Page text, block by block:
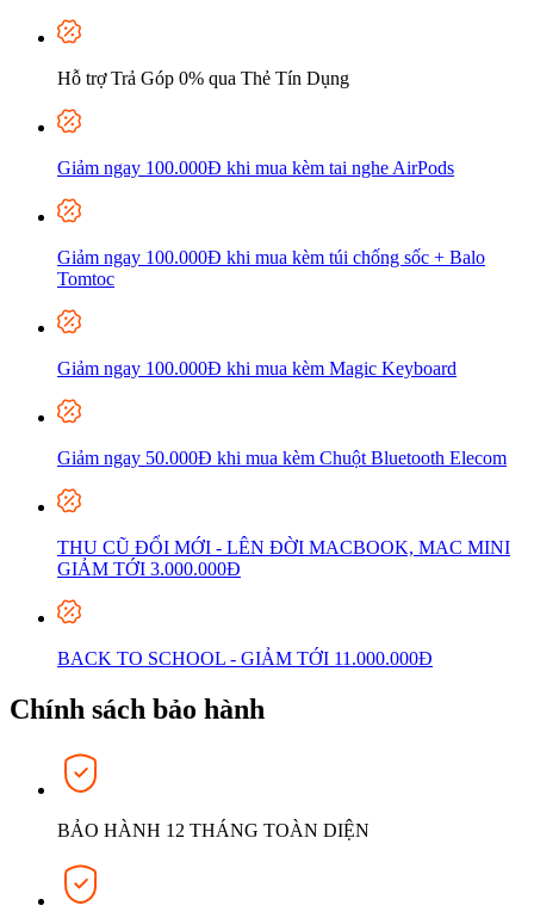
Hỗ trợ Trả Góp 0% qua Thẻ Tín Dụng
Giảm ngay 100.000Đ khi mua kèm tai nghe AirPods
Giảm ngay 100.000Đ khi mua kèm túi chống sốc + Balo
Tomtoc
Giảm ngay 100.000Đ khi mua kèm Magic Keyboard
Giảm ngay 50.000Đ khi mua kèm Chuột Bluetooth Elecom
THU CŨ ĐỔI MỚI - LÊN ĐỜI MACBOOK, MAC MINI
GIẢM TỚI 3.000.000Đ
BACK TO SCHOOL - GIẢM TỚI 11.000.000Đ
Chính sách bảo hành
BẢO HÀNH 12 THÁNG TOÀN DIỆN